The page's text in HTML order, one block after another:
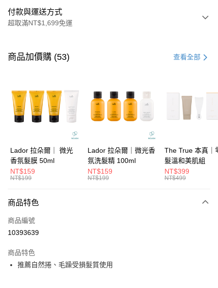
付款與運送方式
超取滿NT$1,699免運
信用卡一次付款
3 期 0 利率 每期NT$766
合作金庫商業銀行
第一商業銀行
華南商業銀行
彰化商業銀行
兆豐國際商業銀行
臺灣中小企業銀行
台中商業銀行
匯豐（台灣）商業銀行
華泰商業銀行
聯邦商業銀行
元大商業銀行
台灣樂天信用卡公司
6 期 0 利率 每期 NT$383 21家銀行
合作金庫商業銀行
第一商業銀行
台北富邦商業銀行
國泰世華商業銀行
兆豐國際商業銀行
臺灣中小企業銀行
台中商業銀行
匯豐（台灣）商業銀行
聯邦商業銀行
玉山商業銀行
台灣樂天信用卡公司
超商取貨付款
Apple Pay
街口支付
相關說明
【大哥付你分期使用說明】
2.付款方式選擇「大哥付你分期」，訂單成立後會自動跳轉到大哥付的交易
流程，驗證手機門號後，選擇欲分期的期數、繳款截止日，確認付款後即完
成交易。
運送方式
商品加價購 (53) 查看全部
Lador 拉朵爾｜ 微光
香氛髮膜 50ml
NT$159
NT$199
Lador 拉朵爾｜微光香
氛洗髮精 100ml
NT$159
NT$199
The True 本真｜
髮溫和美肌組
NT$399
NT$499
商品特色
商品編號
10393639
商品特色
推薦自然捲、毛躁受損髮質使用